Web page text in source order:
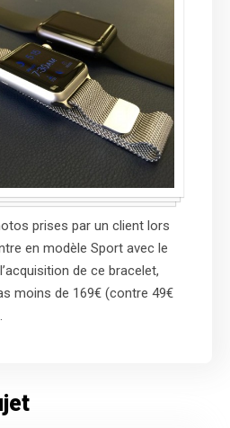
prises par un client lors
en modèle Sport avec le
de ce bracelet,
moins de 169€ (contre 49€